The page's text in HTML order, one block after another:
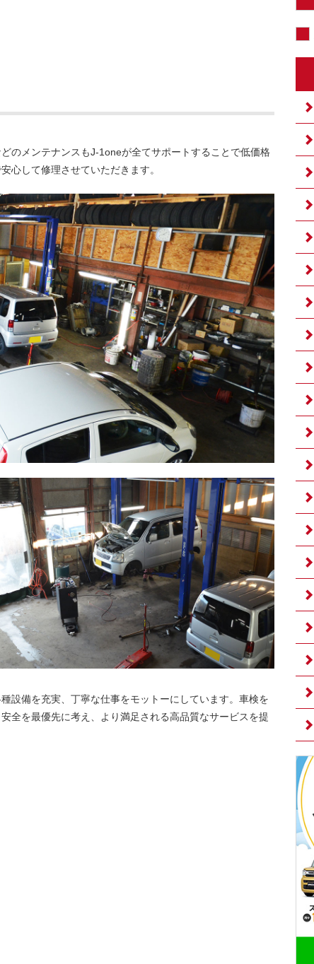
のメンテナンスもJ-1oneが全てサポートすることで低価格
心して修理させていただきます。
設備を充実、丁寧な仕事をモットーにしています。車検を
全を最優先に考え、より満足される高品質なサービスを提